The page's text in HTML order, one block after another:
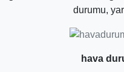
olduğunu belirtmek
kesinleşmektedir.
durumu,
hava